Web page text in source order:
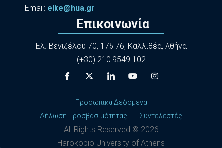
Εmail: elke@hua.gr
Επικοινωνία
Ελ. Βενιζέλου 70, 176 76, Καλλιθέα, Αθήνα
(+30) 210 9549 102
Προσωπικά Δεδομένα
Δήλωση Προσβασιμότητας
Συντελεστές
All Rights Reserved © 2026
Harokopio University of Athens